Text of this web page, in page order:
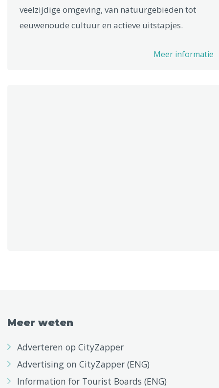
veelzijdige omgeving, van natuurgebieden tot
eeuwenoude cultuur en actieve uitstapjes.
Meer informatie
Meer weten
Adverteren op CityZapper
Advertising on CityZapper (ENG)
Information for Tourist Boards (ENG)